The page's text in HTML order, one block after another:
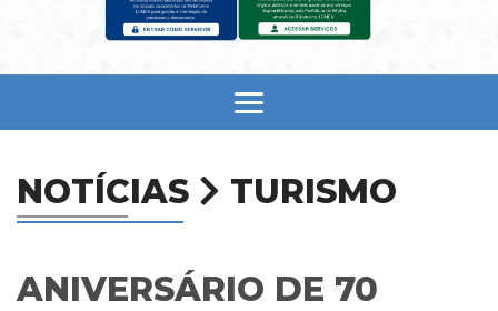
NOTÍCIAS TURISMO
ANIVERSÁRIO DE 70